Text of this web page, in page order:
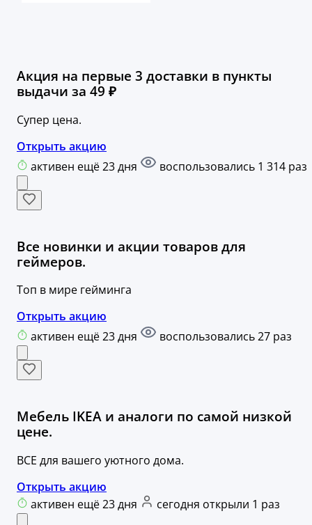
Акция на первые 3 доставки в пункты
выдачи за 49 ₽
Супер цена.
Открыть акцию
активен ещё 23 дня
воспользовались 1 314 раз
Все новинки и акции товаров для
геймеров.
Топ в мире гейминга
Открыть акцию
активен ещё 23 дня
воспользовались 27 раз
Мебель IKEA и аналоги по самой низкой
цене.
ВСЕ для вашего уютного дома.
Открыть акцию
активен ещё 23 дня
сегодня открыли 1 раз